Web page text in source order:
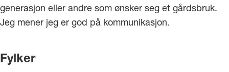
generasjon eller andre som ønsker seg et gårdsbruk.
Jeg mener jeg er god på kommunikasjon.
Fylker